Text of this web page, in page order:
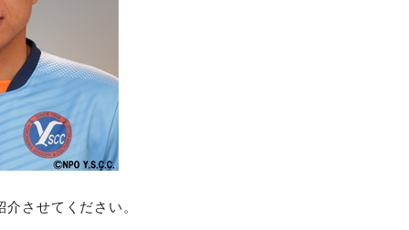
させてください。